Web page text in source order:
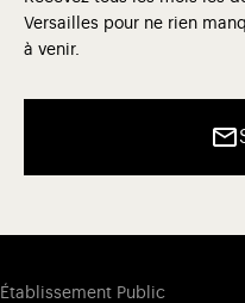
Versailles pour ne rien
à venir.
Établissement Public